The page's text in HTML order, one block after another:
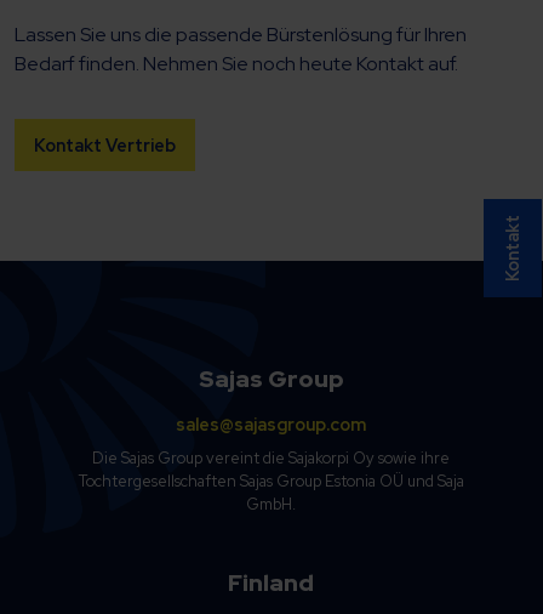
Lassen Sie uns die passende Bürstenlösung für Ihren
Bedarf finden. Nehmen Sie noch heute Kontakt auf.
Kontakt Vertrieb
Sajas Group
sales@sajasgroup.com
Die Sajas Group vereint die Sajakorpi Oy sowie ihre
Tochtergesellschaften Sajas Group Estonia OÜ und Saja
GmbH.
Finland
Kontakt